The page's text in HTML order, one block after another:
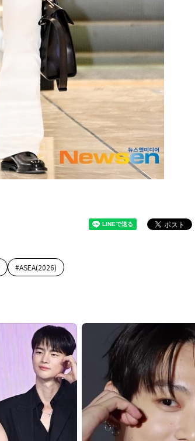
#ASEA(2026)